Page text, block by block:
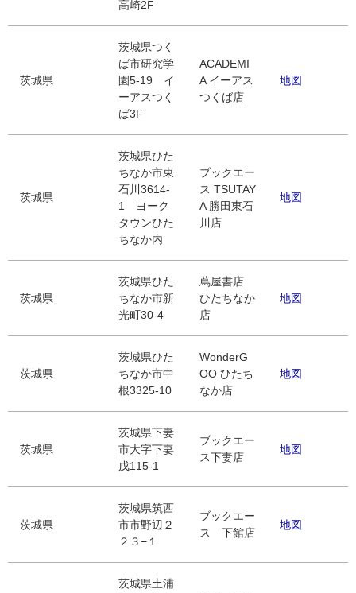
高崎2F
茨城県
茨城県つく
ば市研究学
園5-19 イ
ーアスつく
ば3F
ACADEMI
A イーアス
つくば店
地図
茨城県
茨城県ひた
ちなか市東
石川3614-
1 ヨーク
タウンひた
ちなか内
ブックエー
ス TSUTAY
A 勝田東石
川店
地図
茨城県
茨城県ひた
ちなか市新
光町30-4
蔦屋書店
ひたちなか
店
地図
茨城県
茨城県ひた
ちなか市中
根3325-10
WonderG
OO ひたち
なか店
地図
茨城県
茨城県下妻
市大字下妻
戊115-1
ブックエー
ス下妻店
地図
茨城県
茨城県筑西
市市野辺２
２３−１
ブックエー
ス 下館店
地図
茨城県土浦